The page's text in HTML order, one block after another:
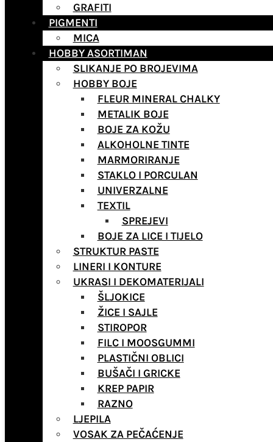
GRAFITI
PIGMENTI
MICA
HOBBY ASORTIMAN
SLIKANJE PO BROJEVIMA
HOBBY BOJE
FLEUR MINERAL CHALKY
METALIK BOJE
BOJE ZA KOŽU
ALKOHOLNE TINTE
MARMORIRANJE
STAKLO I PORCULAN
UNIVERZALNE
TEXTIL
SPREJEVI
BOJE ZA LICE I TIJELO
STRUKTUR PASTE
LINERI I KONTURE
UKRASI I DEKOMATERIJALI
ŠLJOKICE
ŽICE I SAJLE
STIROPOR
FILC I MOOSGUMMI
PLASTIČNI OBLICI
BUŠAČI I GRICKE
KREP PAPIR
RAZNO
LJEPILA
VOSAK ZA PEČAĆENJE